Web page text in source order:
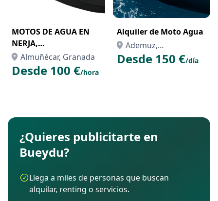
MOTOS DE AGUA EN
NERJA,
SALOBREÑA,MOTRIL,
ALMUÑECAR Y LA
HERRADURA
Almuñécar, Granada
Desde 100 €/hora
Alquiler de Moto Agua
Ademuz,
Valencia/València
Desde 150 €/día
¿Quieres publicitarte en
Bueydu?
Llega a miles de personas que buscan
alquilar, renting o servicios.